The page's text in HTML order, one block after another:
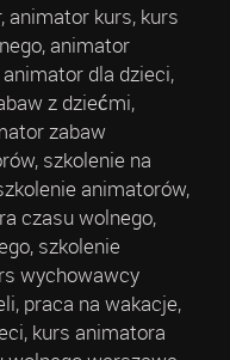
animator kurs, kurs
animator
dla dzieci,
z dziećmi,
zabaw
szkolenie na
animatorów,
czasu wolnego,
szkolenie
wychowawcy
praca na wakacje,
kurs animatora